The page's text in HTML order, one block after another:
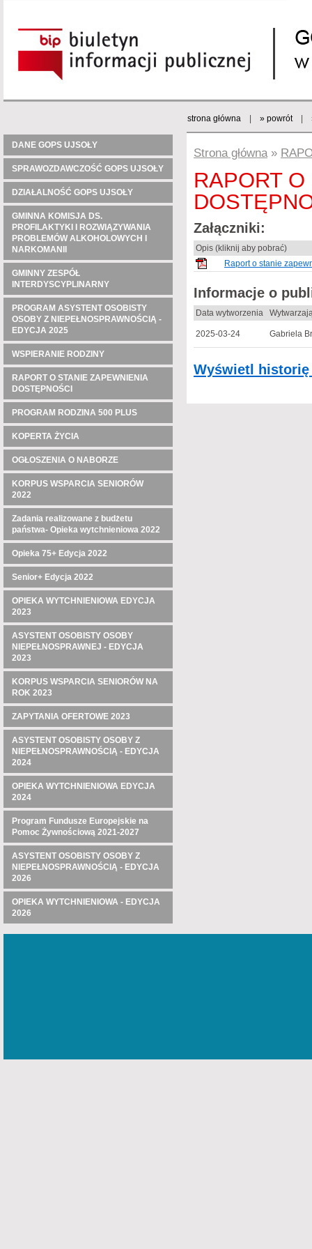
strona główna » powrót
DANE GOPS UJSOŁY
SPRAWOZDAWCZOŚĆ GOPS UJSOŁY
DZIAŁALNOŚĆ GOPS UJSOŁY
GMINNA KOMISJA DS.
PROFILAKTYKI I ROZWIĄZYWANIA
PROBLEMÓW ALKOHOLOWYCH I
NARKOMANII
GMINNY ZESPÓŁ
INTERDYSCYPLINARNY
PROGRAM ASYSTENT OSOBISTY
OSOBY Z NIEPEŁNOSPRAWNOŚCIĄ -
EDYCJA 2025
WSPIERANIE RODZINY
RAPORT O STANIE ZAPEWNIENIA
DOSTĘPNOŚCI
PROGRAM RODZINA 500 PLUS
KOPERTA ŻYCIA
OGŁOSZENIA O NABORZE
KORPUS WSPARCIA SENIORÓW
2022
Zadania realizowane z budżetu
państwa- Opieka wytchnieniowa 2022
Opieka 75+ Edycja 2022
Senior+ Edycja 2022
OPIEKA WYTCHNIENIOWA EDYCJA
2023
ASYSTENT OSOBISTY OSOBY
NIEPEŁNOSPRAWNEJ - EDYCJA
2023
KORPUS WSPARCIA SENIORÓW NA
ROK 2023
ZAPYTANIA OFERTOWE 2023
ASYSTENT OSOBISTY OSOBY Z
NIEPEŁNOSPRAWNOŚCIĄ - EDYCJA
2024
OPIEKA WYTCHNIENIOWA EDYCJA
2024
Program Fundusze Europejskie na
Pomoc Żywnościową 2021-2027
ASYSTENT OSOBISTY OSOBY Z
NIEPEŁNOSPRAWNOŚCIĄ - EDYCJA
2026
OPIEKA WYTCHNIENIOWA - EDYCJA
2026
Strona główna»
RAPORT
Załączniki:
Opis (kliknij aby pobrać)
Raport o stanie
Informacje o
Data wytworzenia
2025-03-24 Gabriela
Wyświetl